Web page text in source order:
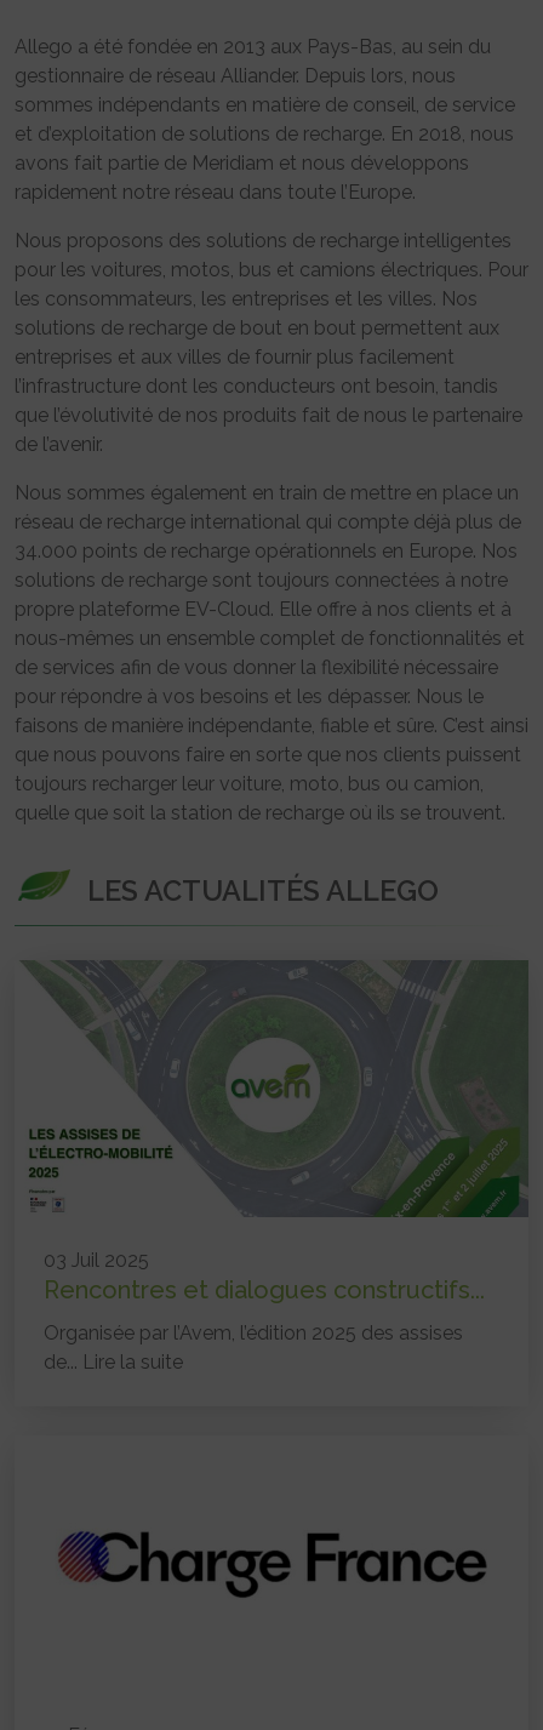
Allego a été fondée en 2013 aux Pays-Bas, au sein du
gestionnaire de réseau Alliander. Depuis lors, nous
sommes indépendants en matière de conseil, de service
et d’exploitation de solutions de recharge. En 2018, nous
avons fait partie de Meridiam et nous développons
rapidement notre réseau dans toute l’Europe.
Nous proposons des solutions de recharge intelligentes
pour les voitures, motos, bus et camions électriques. Pour
les consommateurs, les entreprises et les villes. Nos
solutions de recharge de bout en bout permettent aux
entreprises et aux villes de fournir plus facilement
l’infrastructure dont les conducteurs ont besoin, tandis
que l’évolutivité de nos produits fait de nous le partenaire
de l’avenir.
Nous sommes également en train de mettre en place un
réseau de recharge international qui compte déjà plus de
34.000 points de recharge opérationnels en Europe. Nos
solutions de recharge sont toujours connectées à notre
propre plateforme EV-Cloud. Elle offre à nos clients et à
nous-mêmes un ensemble complet de fonctionnalités et
de services afin de vous donner la flexibilité nécessaire
pour répondre à vos besoins et les dépasser. Nous le
faisons de manière indépendante, fiable et sûre. C’est ainsi
que nous pouvons faire en sorte que nos clients puissent
toujours recharger leur voiture, moto, bus ou camion,
quelle que soit la station de recharge où ils se trouvent.
LES ACTUALITÉS ALLEGO
03 Juil 2025
Rencontres et dialogues constructifs...
Organisée par l’Avem, l’édition 2025 des assises
de... Lire la suite